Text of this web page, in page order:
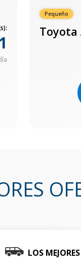
Pequeño
Toyota
LOS